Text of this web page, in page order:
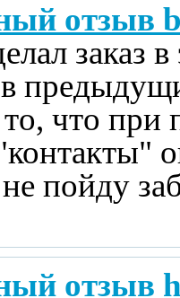
отзыв
заказ
в
что при
пойду
отзыв